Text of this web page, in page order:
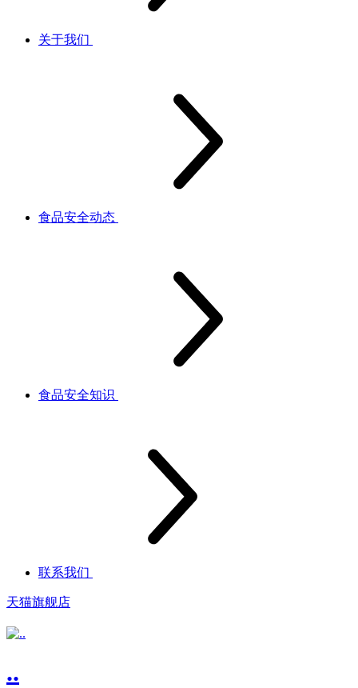
关于我们
食品安全动态
食品安全知识
联系我们
天猫旗舰店
..